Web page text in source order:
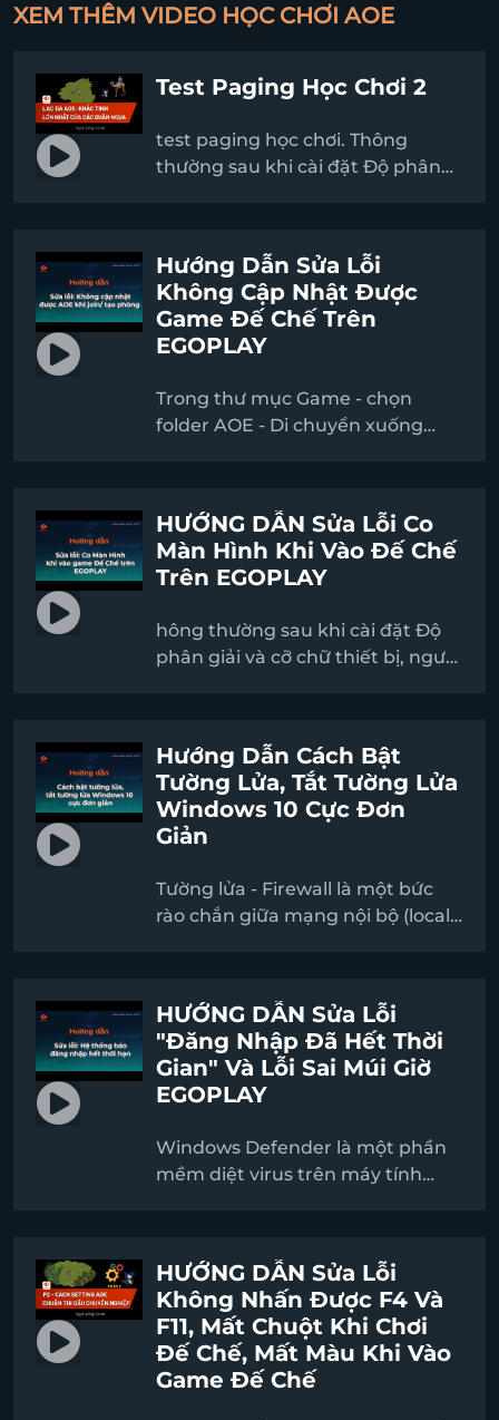
XEM THÊM VIDEO HỌC CHƠI AOE
Test Paging Học Chơi 2
test paging học chơi. Thông
thường sau khi cài đặt Độ phân
màn hình khi chơi AoE. Tuy nhiên,
ở một số thiết bị dù đã cài đặt
theo hướng dẫn vẫn chưa sửa
được lỗi, bạn hãy thao tác thêm
thiết bị:
Hướng Dẫn Sửa Lỗi
Không Cập Nhật Được
Game Đế Chế Trên
EGOPLAY
Trong thư mục Game - chọn
folder AOE - Di chuyển xuống
tự động Install (cài đặt) trên máy
tính. Bạn chỉ cần chờ quá trình
hoàn tất, sau đó tắt EGOPLAY đi
HƯỚNG DẪN Sửa Lỗi Co
Màn Hình Khi Vào Đế Chế
Trên EGOPLAY
hông thường sau khi cài đặt Độ
phân giải và cỡ chữ thiết bị, người
nhiên, ở một số thiết bị dù đã cài
đặt theo hướng dẫn vẫn chưa sửa
được lỗi, bạn hãy thao tác thêm
các bước sau để chỉnh DPI trên
Hướng Dẫn Cách Bật
Tường Lửa, Tắt Tường Lửa
Windows 10 Cực Đơn
Giản
Tường lửa - Firewall là một bức
rào chắn giữa mạng nội bộ (local
mạng đến và đi. Vậy làm thế nào
để bật hoặc tắt tường lửa? Dưới
đây là hướng dẫn cách bật tường
lửa, tắt tường lửa cực đơn giản
HƯỚNG DẪN Sửa Lỗi
"Đăng Nhập Đã Hết Thời
Gian" Và Lỗi Sai Múi Giờ
EGOPLAY
Windows Defender là một phần
mềm diệt virus trên máy tính
tiện lợi nhưng trong một số
trường hợp, Windows Defender
có thể gây ra tác dụng ngược.
HƯỚNG DẪN Sửa Lỗi
Không Nhấn Được F4 Và
F11, Mất Chuột Khi Chơi
Đế Chế, Mất Màu Khi Vào
Game Đế Chế